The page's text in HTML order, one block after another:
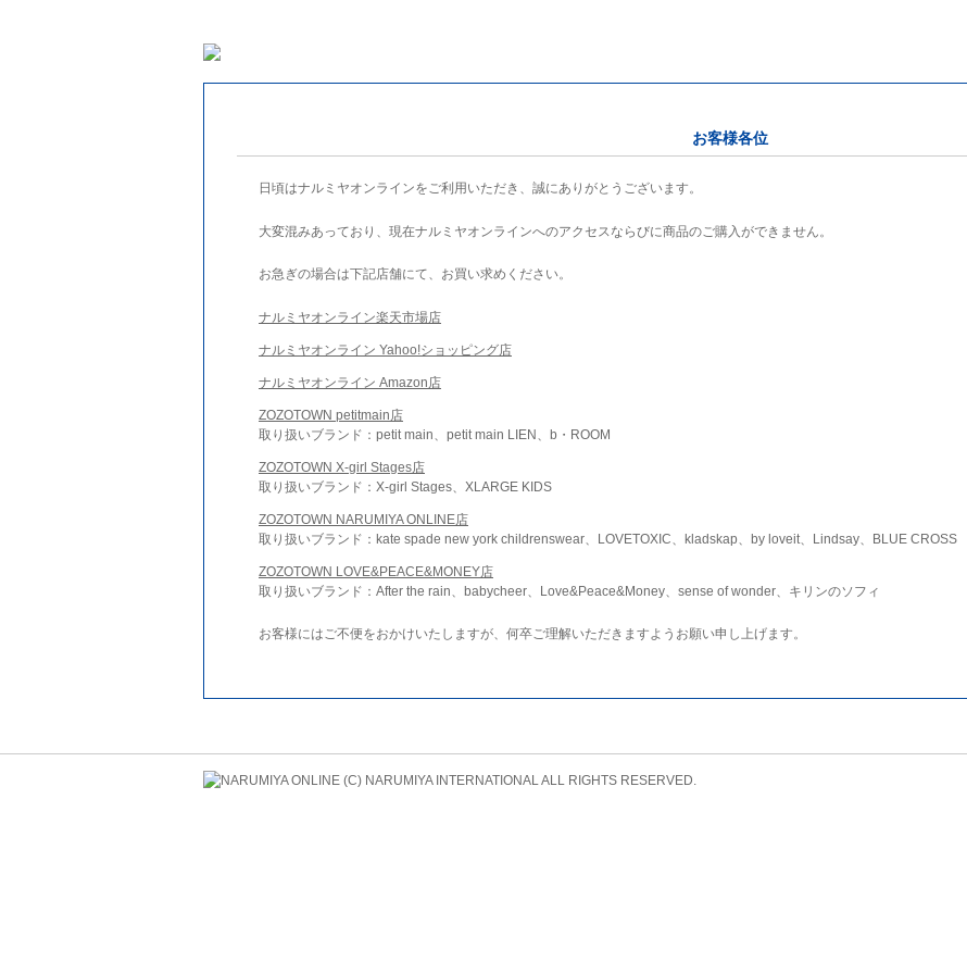
お客様各位
日頃はナルミヤオンラインをご利用いただき、誠にありがとうございます。
大変混みあっており、現在ナルミヤオンラインへのアクセスならびに商品のご購入ができません。
お急ぎの場合は下記店舗にて、お買い求めください。
ナルミヤオンライン楽天市場店
ナルミヤオンライン Yahoo!ショッピング店
ナルミヤオンライン Amazon店
ZOZOTOWN petitmain店
取り扱いブランド：petit main、petit main LIEN、b・ROOM
ZOZOTOWN X-girl Stages店
取り扱いブランド：X-girl Stages、XLARGE KIDS
ZOZOTOWN NARUMIYA ONLINE店
取り扱いブランド：kate spade new york childrenswear、LOVETOXIC、kladskap、by loveit、Lindsay、BLUE CROSS
ZOZOTOWN LOVE&PEACE&MONEY店
取り扱いブランド：After the rain、babycheer、Love&Peace&Money、sense of wonder、キリンのソフィ
お客様にはご不便をおかけいたしますが、何卒ご理解いただきますようお願い申し上げます。